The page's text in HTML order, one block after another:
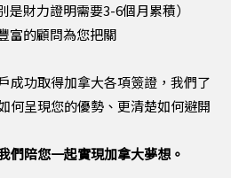
是財力證明需要3-6個月累積）
富的顧問為您把關
成功取得加拿大各項簽證，我們了
何呈現您的優勢、更清楚如何避開
們陪您一起實現加拿大夢想。